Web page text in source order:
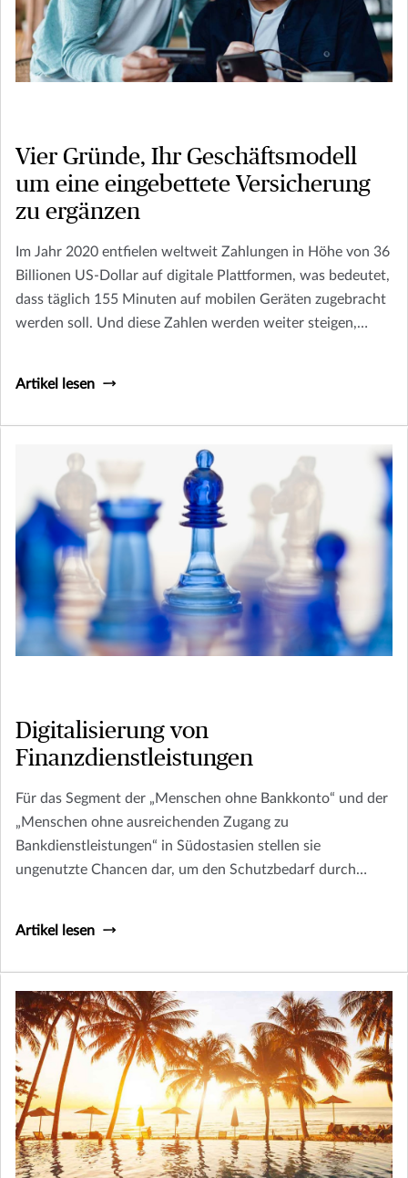
Vier Gründe, Ihr Geschäftsmodell
um eine eingebettete Versicherung
zu ergänzen
Im Jahr 2020 entfielen weltweit Zahlungen in Höhe von 36
Billionen US-Dollar auf digitale Plattformen, was bedeutet,
dass täglich 155 Minuten auf mobilen Geräten zugebracht
werden soll. Und diese Zahlen werden weiter steigen,
Artikel lesen
Digitalisierung von
Finanzdienstleistungen
Für das Segment der „Menschen ohne Bankkonto“ und der
„Menschen ohne ausreichenden Zugang zu
Bankdienstleistungen“ in Südostasien stellen sie
ungenutzte Chancen dar, um den Schutzbedarf durch
Artikel lesen